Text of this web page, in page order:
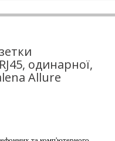
одинарної,
Allure